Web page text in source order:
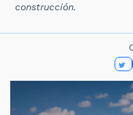
construcción.